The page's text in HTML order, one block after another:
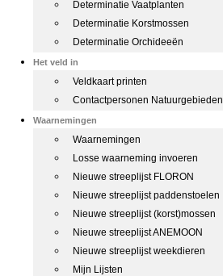
Determinatie Vaatplanten
Determinatie Korstmossen
Determinatie Orchideeën
Het veld in
Veldkaart printen
Contactpersonen Natuurgebieden
Waarnemingen
Waarnemingen
Losse waarneming invoeren
Nieuwe streeplijst FLORON
Nieuwe streeplijst paddenstoelen
Nieuwe streeplijst (korst)mossen
Nieuwe streeplijst ANEMOON
Nieuwe streeplijst weekdieren
Mijn Lijsten